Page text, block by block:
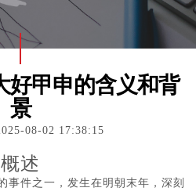
好甲申的含义和背
景
08-02 17:38:15
概述
事件之一，发生在明朝末年，深刻